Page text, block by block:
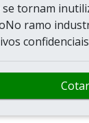
tornam
ramo